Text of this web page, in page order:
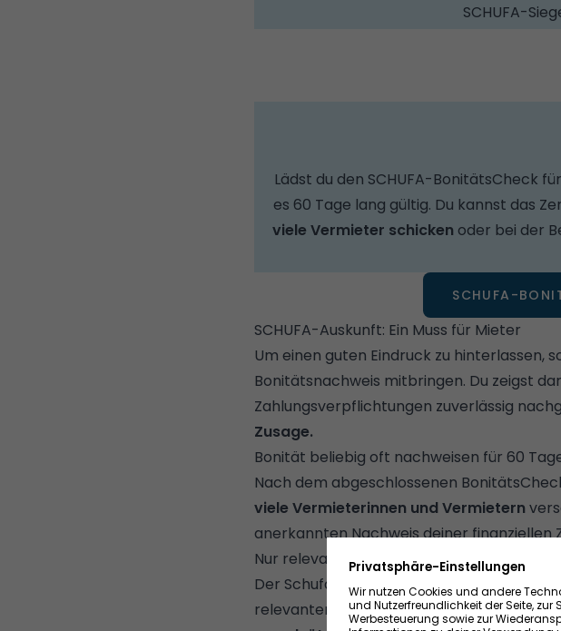
SCHUFA-
Lädst du den SCHUFA-BonitätsCheck
es 60 Tage lang gültig. Du kannst das
viele Vermieter schicken oder bei der
SCHUFA-
SCHUFA-Auskunft: Ein Muss für Mieter
Um einen guten Eindruck zu hinterlassen,
Bonitätsnachweis mitbringen. Du zeigst
Zahlungsverpflichtungen zuverlässig
Zusage.
Bonität beliebig oft nachweisen für 60
Nach dem abgeschlossenen
viele Vermieterinnen und Vermietern
anerkannten Nachweis deiner finanziellen
Nur relevante SCHUFA-Daten
Der Schufa-BonitätsCheck
schützt deine
relevanten Informationen für potenzielle